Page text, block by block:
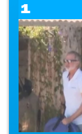
1